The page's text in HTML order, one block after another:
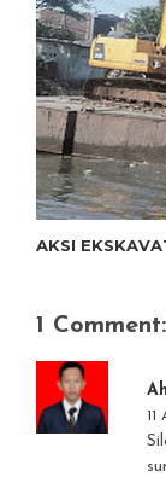
AKSI
1 Comment:
11